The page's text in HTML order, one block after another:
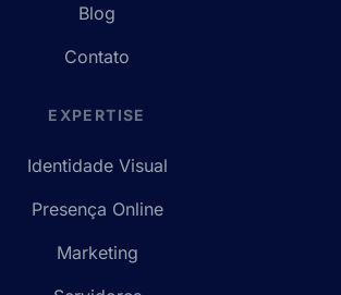
Blog
Contato
EXPERTISE
Identidade Visual
Presença Online
Marketing